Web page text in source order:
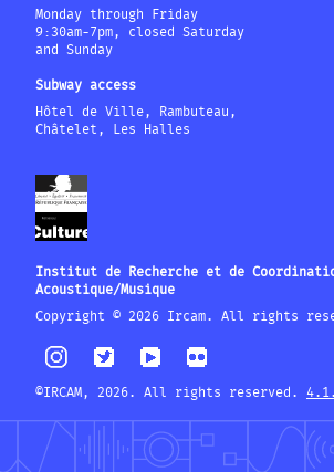
Monday through Friday
9:30am-7pm, closed Saturday
and Sunday
Subway access
Hôtel de Ville, Rambuteau,
Châtelet, Les Halles
Institut de Recherche et de
Acoustique/Musique
Copyright © 2026 Ircam. All rights
©IRCAM, 2026. All rights reserved.